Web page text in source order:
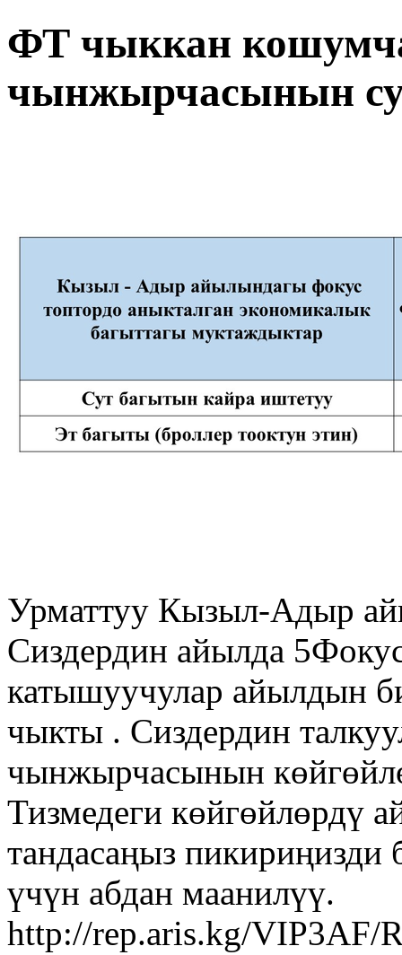
ФТ чыккан
чынжырчасынын
Урматтуу Кызыл-Адыр
Сиздердин айылда
катышуучулар айылдын
чыкты . Сиздердин
чынжырчасынын
Тизмедеги көйгөйлөрдү
тандасаңыз
үчүн абдан маанилүү.
http://rep.aris.kg/VIP3AF/